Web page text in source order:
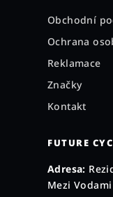
Obchodní
Ochrana
Reklamace
Značky
Kontakt
FUTURE
Adresa:
Mezi